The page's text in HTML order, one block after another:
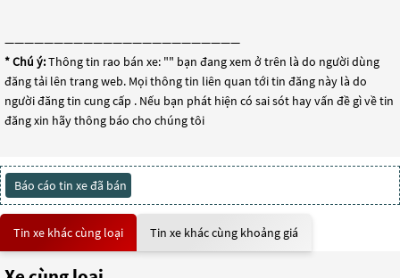
————————————————————————
* Chú ý:Thông tin rao bán xe: "" bạn đang xem ở trên là do người dùng
đăng tải lên trang web. Mọi thông tin liên quan tới tin đăng này là do
người đăng tin cung cấp . Nếu bạn phát hiện có sai sót hay vấn đề gì về tin
đăng xin hãy thông báo cho chúng tôi
Báo cáo tin xe đã bán
Tin xe khác cùng loại Tin xe khác cùng khoảng giá